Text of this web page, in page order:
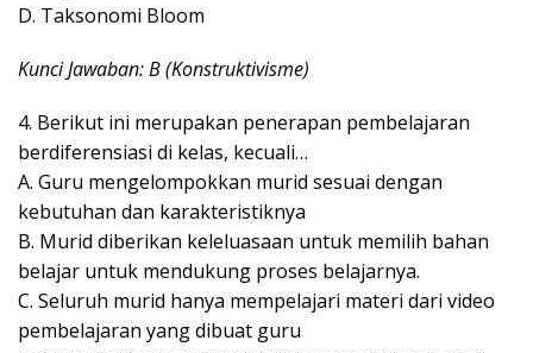
D. Taksonomi Bloom
Kunci Jawaban: B (Konstruktivisme)
4. Berikut ini merupakan penerapan pembelajaran
berdiferensiasi di kelas, kecuali…
A. Guru mengelompokkan murid sesuai dengan
kebutuhan dan karakteristiknya
B. Murid diberikan keleluasaan untuk memilih bahan
belajar untuk mendukung proses belajarnya.
C. Seluruh murid hanya mempelajari materi dari video
pembelajaran yang dibuat guru